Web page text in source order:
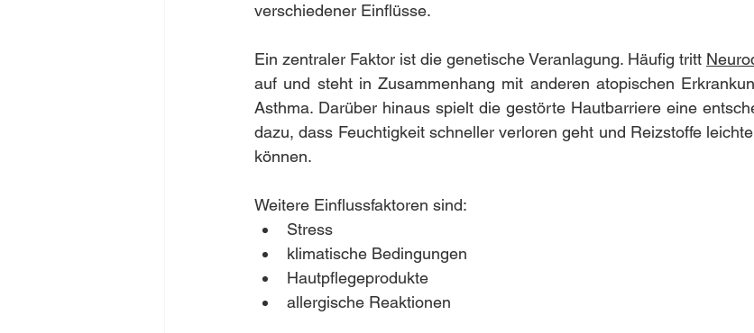
verschiedener Einflüsse.
Ein zentraler Faktor ist die genetische Veranlagung. Häufig tritt
auf und steht in Zusammenhang mit anderen atopischen
Asthma. Darüber hinaus spielt die gestörte Hautbarriere eine
dazu, dass Feuchtigkeit schneller verloren geht und Reizstoffe
können.
Weitere Einflussfaktoren sind:
Stress
klimatische Bedingungen
Hautpflegeprodukte
allergische Reaktionen